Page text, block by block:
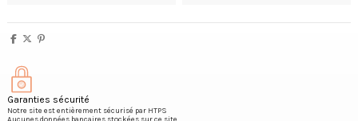
Garanties sécurité
Notre site est entièrement sécurisé par HTPS